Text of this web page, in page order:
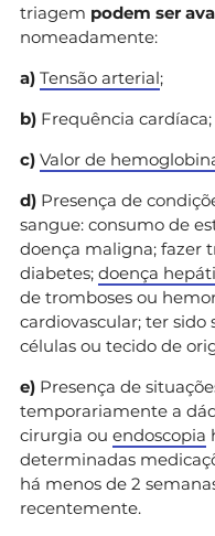
triagem podem ser
nomeadamente:
a) Tensão arterial;
b) Frequência cardíaca;
c) Valor de
d) Presença de
sangue: consumo de
doença maligna; fazer
diabetes; doença
de tromboses ou
cardiovascular; ter
células ou tecido de
e) Presença de
temporariamente a
cirurgia ou endoscopia
determinadas
há menos de 2
recentemente.